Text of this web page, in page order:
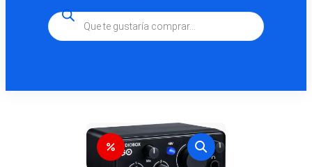
Búsqueda
de
productos